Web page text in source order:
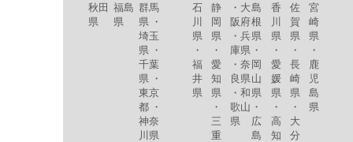
秋田
県
福島
県
群馬
県 ・
埼玉
県 ・
千葉
県 ・
東京
都 ・
神奈
川県
石
川
県
・
福
井
県
静
岡
県
・
愛
知
県
・
三
重
・大
阪府
・兵
庫県
・奈
良県
・和
歌山
県
島
根
県
・
岡
山
県
・
広
島
香
川
県
・
愛
媛
県
・
高
知
佐
賀
県
・
長
崎
県
・
大
分
宮
崎
県
・
鹿
児
島
県